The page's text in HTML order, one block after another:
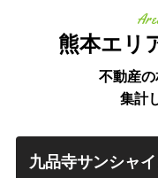
熊本エリ
不動産
集計
九品寺サンシャ